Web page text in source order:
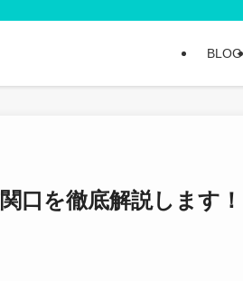
BLOG
口を徹底解説します！